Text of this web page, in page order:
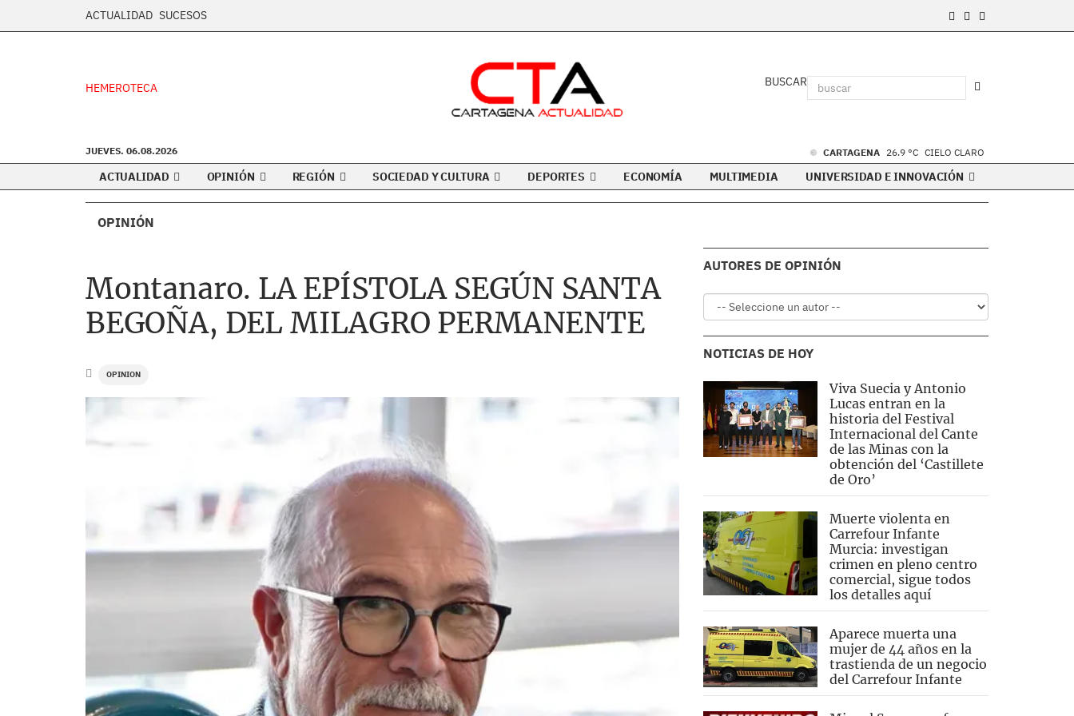
ACTUALIDAD SUCESOS
HEMEROTECA BUSCAR
JUEVES. 06.08.2026 CARTAGENA 26.9 °C CIELO CLARO
ACTUALIDAD OPINIÓN REGIÓN SOCIEDAD Y CULTURA DEPORTES ECONOMÍA MULTIMEDIA UNIVERSIDAD E INNOVACIÓN
OPINIÓN
Montanaro. LA EPÍSTOLA SEGÚN SANTA
BEGOÑA, DEL MILAGRO PERMANENTE
OPINION
AUTORES DE OPINIÓN
NOTICIAS DE HOY
Viva Suecia y Antonio
Lucas entran en la
historia del Festival
Internacional del Cante
de las Minas con la
obtención del ‘Castillete
de Oro’
Muerte violenta en
Carrefour Infante
Murcia: investigan
crimen en pleno centro
comercial, sigue todos
los detalles aquí
Aparece muerta una
mujer de 44 años en la
trastienda de un negocio
del Carrefour Infante